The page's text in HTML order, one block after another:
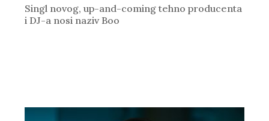
Singl novog, up-and-coming tehno producenta
i DJ-a nosi naziv Boo